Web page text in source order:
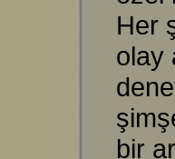
Her
olay
bir